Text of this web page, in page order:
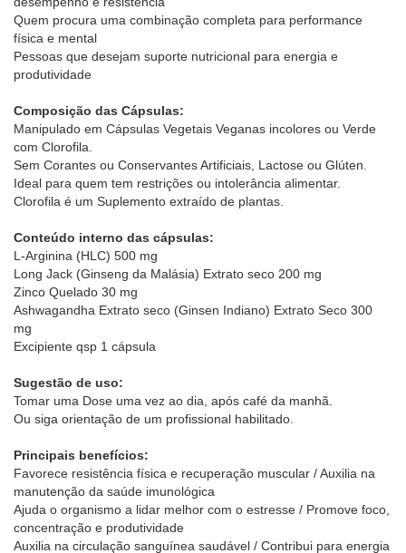
Quem procura uma combinação completa para performance
física e mental
Pessoas que desejam suporte nutricional para energia e
produtividade
Composição das Cápsulas:
Manipulado em Cápsulas Vegetais Veganas incolores ou Verde
com Clorofila.
Sem Corantes ou Conservantes Artificiais, Lactose ou Glúten.
Ideal para quem tem restrições ou intolerância alimentar.
Clorofila é um Suplemento extraído de plantas.
Conteúdo interno das cápsulas:
L-Arginina (HLC) 500 mg
Long Jack (Ginseng da Malásia) Extrato seco 200 mg
Zinco Quelado 30 mg
Ashwagandha Extrato seco (Ginsen Indiano) Extrato Seco 300
mg
Excipiente qsp 1 cápsula
Sugestão de uso:
Tomar uma Dose uma vez ao dia, após café da manhã.
Ou siga orientação de um profissional habilitado.
Principais benefícios:
Favorece resistência física e recuperação muscular / Auxilia na
manutenção da saúde imunológica
Ajuda o organismo a lidar melhor com o estresse / Promove foco,
concentração e produtividade
Auxilia na circulação sanguínea saudável / Contribui para energia